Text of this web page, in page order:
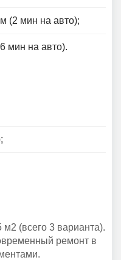
(2 мин на авто);
мин на авто).
(всего 3 варианта).
ремонт в